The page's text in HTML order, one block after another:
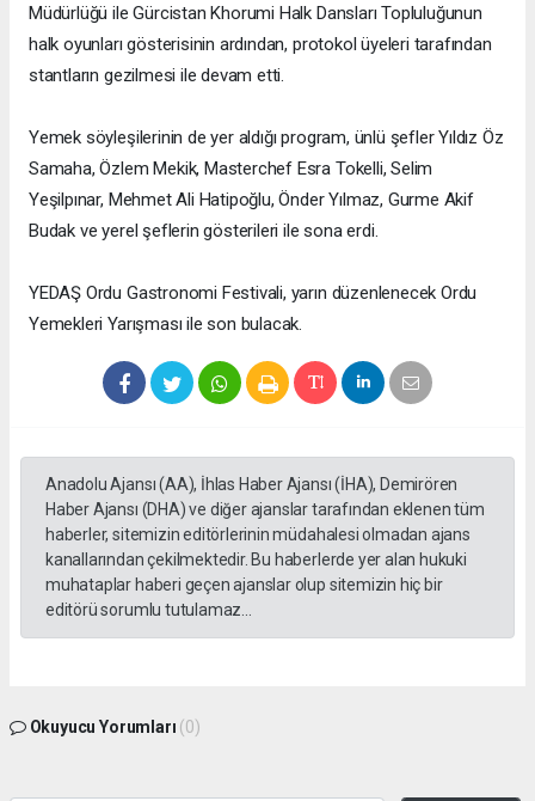
Müdürlüğü ile Gürcistan Khorumi Halk Dansları Topluluğunun
halk oyunları gösterisinin ardından, protokol üyeleri tarafından
stantların gezilmesi ile devam etti.
Yemek söyleşilerinin de yer aldığı program, ünlü şefler Yıldız Öz
Samaha, Özlem Mekik, Masterchef Esra Tokelli, Selim
Yeşilpınar, Mehmet Ali Hatipoğlu, Önder Yılmaz, Gurme Akif
Budak ve yerel şeflerin gösterileri ile sona erdi.
YEDAŞ Ordu Gastronomi Festivali, yarın düzenlenecek Ordu
Yemekleri Yarışması ile son bulacak.
Anadolu Ajansı (AA), İhlas Haber Ajansı (İHA), Demirören
Haber Ajansı (DHA) ve diğer ajanslar tarafından eklenen tüm
haberler, sitemizin editörlerinin müdahalesi olmadan ajans
kanallarından çekilmektedir. Bu haberlerde yer alan hukuki
muhataplar haberi geçen ajanslar olup sitemizin hiç bir
editörü sorumlu tutulamaz...
Okuyucu Yorumları (0)